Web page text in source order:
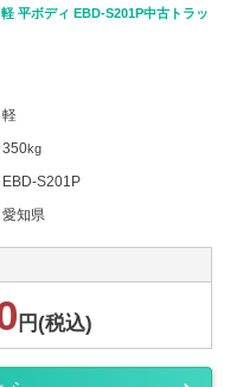
平ボディ EBD-S201P中古トラッ
軽
350kg
EBD-S201P
愛知県
円(税込)